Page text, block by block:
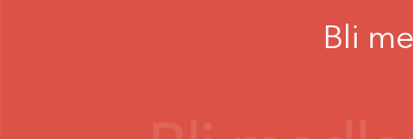
Bli